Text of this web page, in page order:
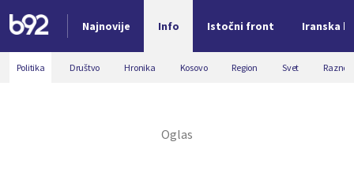
Najnovije Info Istočni front Iranska
Nova vest
Politika Društvo Hronika Kosovo Region Svet Razno